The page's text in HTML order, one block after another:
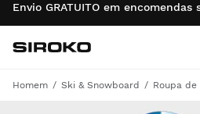
Envio GRATUITO em
Ir para a
Siroko.com
Homem Ski & Snowboard Roupa